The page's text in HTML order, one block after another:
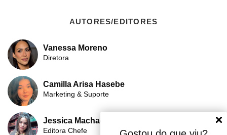
AUTORES/EDITORES
Vanessa Moreno
Diretora
Camilla Arisa Hasebe
Marketing & Suporte
Jessica Machado
Editora Chefe